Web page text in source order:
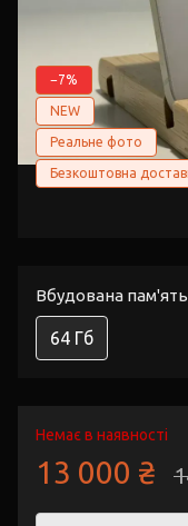
−7%
NEW
Реальне фото
Безкоштовна
Вбудована пам'ять
64 Гб
Немає в наявності
13 000 ₴